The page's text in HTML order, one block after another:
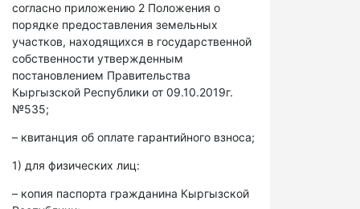
согласно приложению 2 Положения о
порядке предоставления земельных
участков, находящихся в государственной
собственности утвержденным
постановлением Правительства
Кыргызской Республики от 09.10.2019г.
№535;
– квитанция об оплате гарантийного взноса;
1) для физических лиц:
– копия паспорта гражданина Кыргызской